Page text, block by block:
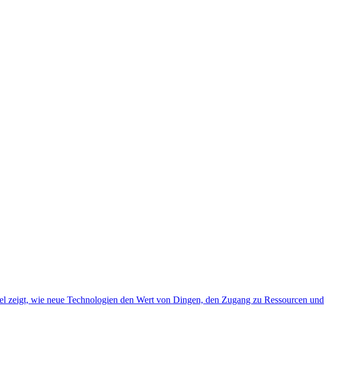
wie neue Technologien den Wert von Dingen, den Zugang zu Ressourcen und